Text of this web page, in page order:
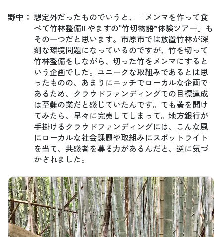
野中 ： 想定外だったものでいうと、「メンマを作って食
べて竹林整備!! やますの"竹切物語”体験ツアー」も
その一つだと思います。市原市では放置竹林が深
刻な環境問題になっているのですが、竹を切って
竹林整備をしながら、切った竹をメンマにすると
いう企画でした。ユニークな取組みであるとは思
ったものの、あまりにニッチでローカルな企画で
あるため、クラウドファンディングでの目標達成
は至難の業だと感じていたんです。でも蓋を開け
てみたら、早々に完売してしまって。地方銀行が
手掛けるクラウドファンディングには、こんな風
にローカルな社会課題や取組みにスポットライト
を当て、共感者を募る力があるんだと、逆に気づ
かされました。